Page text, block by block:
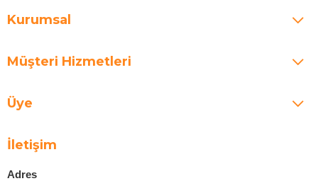
Kurumsal
Müşteri Hizmetleri
Üye
İletişim
Adres